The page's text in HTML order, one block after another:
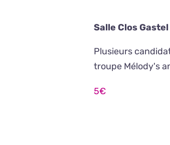
Salle Clos Gastel
Plusieurs
troupe Mélody's
5€